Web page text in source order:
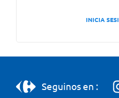
INICIA
Seguinos en :